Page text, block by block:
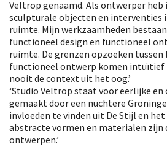
Veltrop genaamd. Als ontwerper heb
sculpturale objecten en interventies
ruimte. Mijn werkzaamheden
functioneel design en functioneel
ruimte. De grenzen opzoeken tussen
functioneel ontwerp komen intuïtief
nooit de context uit het oog.’
‘Studio Veltrop staat voor eerlijke
gemaakt door een nuchtere
invloeden te vinden uit De Stijl en
abstracte vormen en materialen zijn
ontwerpen.’